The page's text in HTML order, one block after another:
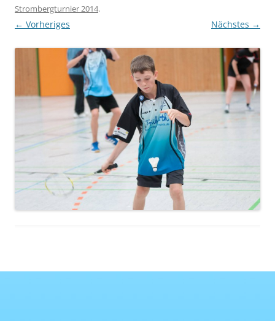
Strombergturnier 2014.
← Vorheriges Nächstes →